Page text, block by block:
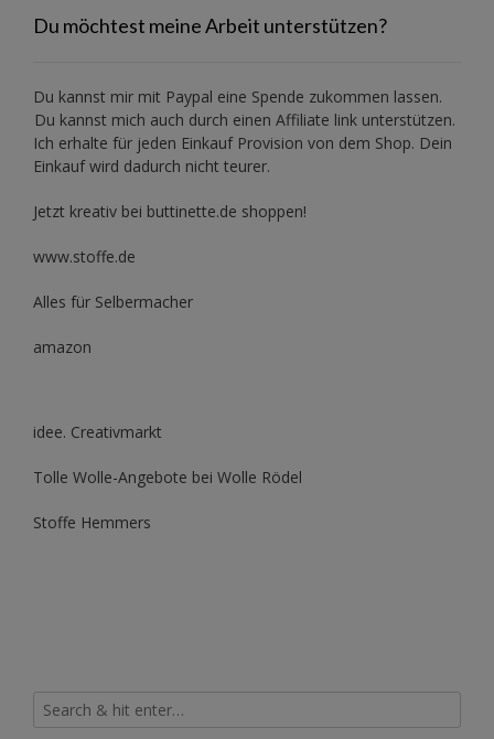
Du möchtest meine Arbeit unterstützen?
Du kannst mir mit Paypal eine Spende zukommen lassen.
Du kannst mich auch durch einen Affiliate link unterstützen.
Ich erhalte für jeden Einkauf Provision von dem Shop. Dein
Einkauf wird dadurch nicht teurer.
Jetzt kreativ bei buttinette.de shoppen!
www.stoffe.de
Alles für Selbermacher
amazon
idee. Creativmarkt
Tolle Wolle-Angebote bei Wolle Rödel
Stoffe Hemmers